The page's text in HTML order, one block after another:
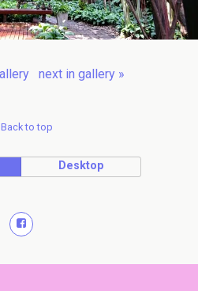
next in gallery »
Back to top
Desktop